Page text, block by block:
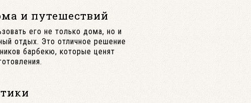
и путешествий
его не только дома, но и
отдых. Это отличное решение
барбекю, которые ценят